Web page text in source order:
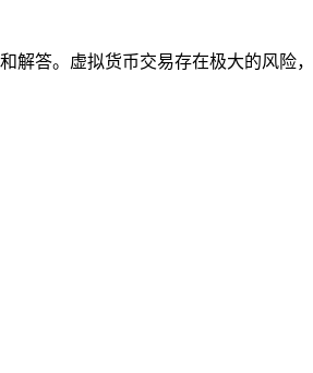
答。虚拟货币交易存在极大的风险